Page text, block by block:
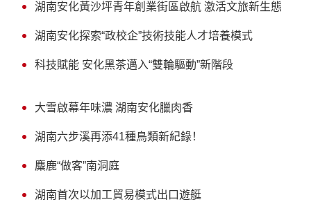
湖南安化黃沙坪青年創業街區啟航 激活文旅新生態
湖南安化探索“政校企”技術技能人才培養模式
科技賦能 安化黑茶邁入“雙輪驅動”新階段
大雪啟幕年味濃 湖南安化臘肉香
湖南六步溪再添41種鳥類新紀錄！
麋鹿“做客”南洞庭
湖南首次以加工貿易模式出口遊艇